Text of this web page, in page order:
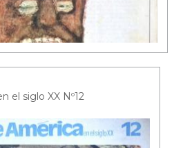
el siglo XX Nº12